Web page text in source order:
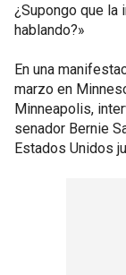
¿Supongo que la
hablando?»
En una
marzo en
Minneapolis,
senador Bernie
Estados Unidos